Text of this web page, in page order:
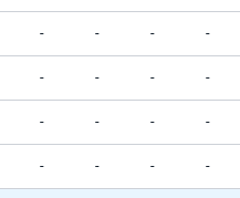
- - - -
- - - -
- - - -
- - - -